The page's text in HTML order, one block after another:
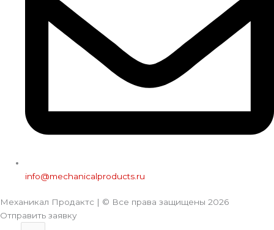
info@mechanicalproducts.ru
Механикал Продактс | © Все права защищены 2026
Отправить заявку